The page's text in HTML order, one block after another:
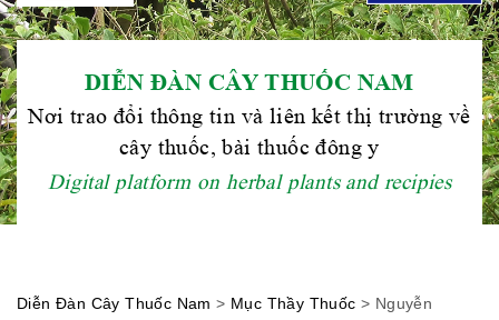
DIỄN ĐÀN CÂY THUỐC NAM
Nơi trao đổi thông tin và liên kết thị trường về
cây thuốc, bài thuốc đông y
Digital platform on herbal plants and recipies
Diễn Đàn Cây Thuốc Nam > Mục Thầy Thuốc > Nguyễn